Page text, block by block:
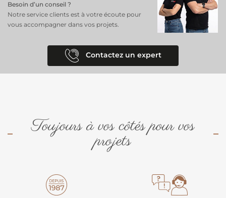
Besoin d’un conseil ?
Notre service clients est à votre écoute pour
vous accompagner dans vos projets.
Contactez un expert
Toujours à vos côtés pour vos
projets